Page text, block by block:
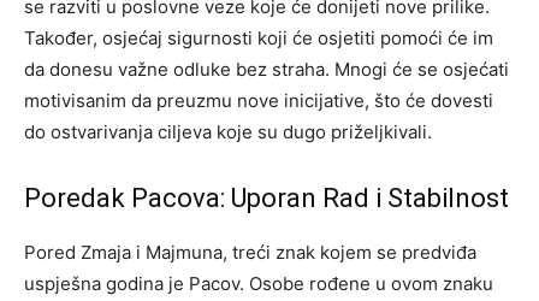
se razviti u poslovne veze koje će donijeti nove prilike.
Također, osjećaj sigurnosti koji će osjetiti pomoći će im
da donesu važne odluke bez straha. Mnogi će se osjećati
motivisanim da preuzmu nove inicijative, što će dovesti
do ostvarivanja ciljeva koje su dugo priželjkivali.
Poredak Pacova: Uporan Rad i Stabilnost
Pored Zmaja i Majmuna, treći znak kojem se predviđa
uspješna godina je Pacov. Osobe rođene u ovom znaku